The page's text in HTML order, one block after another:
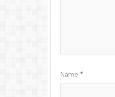
Name*